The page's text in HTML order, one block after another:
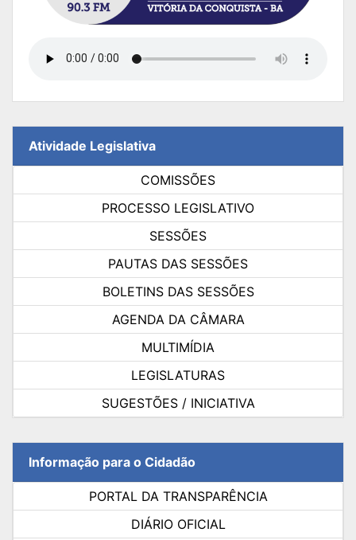
Atividade Legislativa
COMISSÕES
PROCESSO LEGISLATIVO
SESSÕES
PAUTAS DAS SESSÕES
BOLETINS DAS SESSÕES
AGENDA DA CÂMARA
MULTIMÍDIA
LEGISLATURAS
SUGESTÕES / INICIATIVA
Informação para o Cidadão
PORTAL DA TRANSPARÊNCIA
DIÁRIO OFICIAL